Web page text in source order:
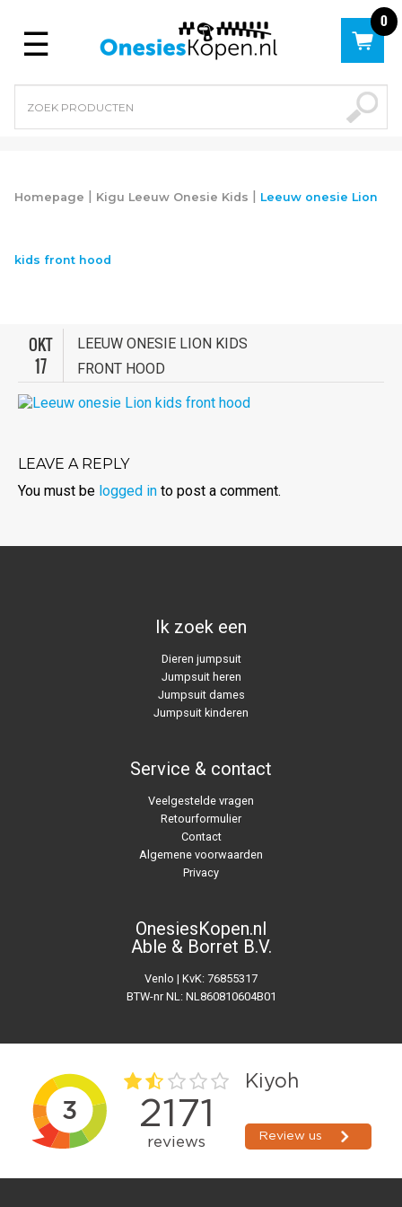
Menu
0
Homepage | Kigu Leeuw Onesie Kids | Leeuw onesie Lion
kids front hood
OKT
17
LEEUW ONESIE LION KIDS
FRONT HOOD
LEAVE A REPLY
You must be logged in to post a comment.
Ik zoek een
Dieren jumpsuit
Jumpsuit heren
Jumpsuit dames
Jumpsuit kinderen
Service & contact
Veelgestelde vragen
Retourformulier
Contact
Algemene voorwaarden
Privacy
OnesiesKopen.nl
Able & Borret B.V.
Venlo | KvK: 76855317
BTW-nr NL: NL860810604B01